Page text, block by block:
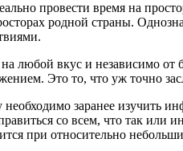
провести время на
родной страны.
любой вкус и независимо от
Это то, что уж точно
заранее изучить
со всем, что так или
при относительно